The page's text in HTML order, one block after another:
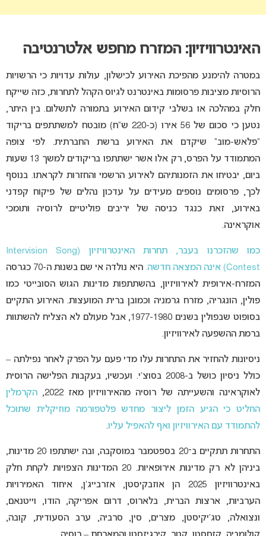
האינטרוויזיון: המזרח מחפש אלטרנטיבה
במטרה להימנע מהפיכת האירוע לכישלון, עולות עדויות כי הרשויות
הרוסיות מציבות פרסומות באינטרנט לגיוס הקהל לתחרות, כזה שייקח
חלק במהלכה או בשלבי קידום האירוע בתמורה לתשלום. בין היתר,
נטען כי סכום של 56 אירו (כ-220 ש”ח) מובטח למשתתפים בריקוד
“פלאש-מוב” שיקדם את האירוע ברשת החברתית. לפי צופה
המתמודד על הפרס, רק אלו אשר ישתתפו בריקודים למשך 13 שעות
ביום, יבטיחו את הזמנותיהם לאירוע הרשמי והחזרות לקראתו. בנוסף
לכך, פרסומים נוספים מעידים על עדכון נהלים של פיקוח קפדני
באירוע, זאת כנגד כניסה של יריבים פוליטיים לרוסיה ותומכי
אוקראינה.
כמו שהזכרנו בעבר, תחרות האינטרוויזיון (Intervision Song
Contest) אינה המצאה חדשה.
היא נולדה אי שם בשנות ה-70 כגרסה
המזרח-אירופית לאירוויזיון, בהשתתפות מדינות הגוש הסובייטי כמו
פולין, הונגריה, מזרח גרמניה וכמובן ברית המועצות. האירוע התקיים
בסופוט שבפולין בשנים 1977-1980, אבל מעולם לא הצליח להשתוות
ברמת ההשפעה לאירוויזיון.
ניסיונות להחזיר את התחרות עלו מדי פעם על הפרק לאחר נפילתה –
כולל ניסיון כושל ב-2008 בסוצ’י. ועכשיו, בעקבות הפלישה הרוסית
לאוקראינה והשעייתה של רוסיה מהאירוויזיון מאז 2022,
הקרמלין
החליט כי הגיע הזמן ליצור מחדש פלטפורמה מוזיקלית שתוכל
להתמודד עם האירוויזיון ואף להאפיל עליו.
התחרות תתקיים ב־20 בספטמבר במוסקבה, ובה ישתתפו 20 מדינות,
ביניהן לא רק מדינות אירופאיות. 20 המדינות הצפויות לקחת חלק
באינטרוויזיון 2025 הן אוזבקיסטן, אזרבייג’ן, איחוד האמירויות
הערביות, ארצות הברית, בלארוס, דרום אפריקה, הודו, וייטנאם,
ונצואלה, טג’יקיסטן, מצרים, סין, סרביה, ערב הסעודית, קובה,